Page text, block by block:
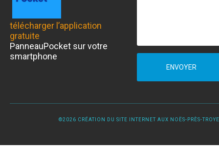
télécharger l’application
gratuite
PanneauPocket sur votre
smartphone
ENVOYER
©2026 CRÉATION DU SITE INTERNET AUX NOËS-PRÈS-